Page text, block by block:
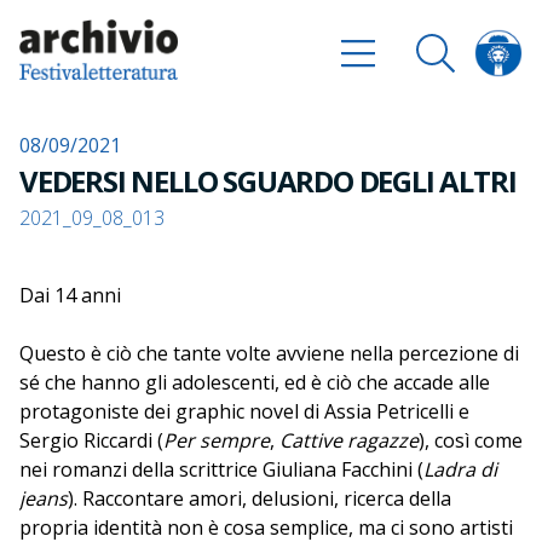
08/09/2021
VEDERSI NELLO SGUARDO DEGLI ALTRI
2021_09_08_013
Dai 14 anni
Questo è ciò che tante volte avviene nella percezione di
sé che hanno gli adolescenti, ed è ciò che accade alle
protagoniste dei graphic novel di Assia Petricelli e
Sergio Riccardi (Per sempre, Cattive ragazze), così come
nei romanzi della scrittrice Giuliana Facchini (Ladra di
jeans). Raccontare amori, delusioni, ricerca della
propria identità non è cosa semplice, ma ci sono artisti